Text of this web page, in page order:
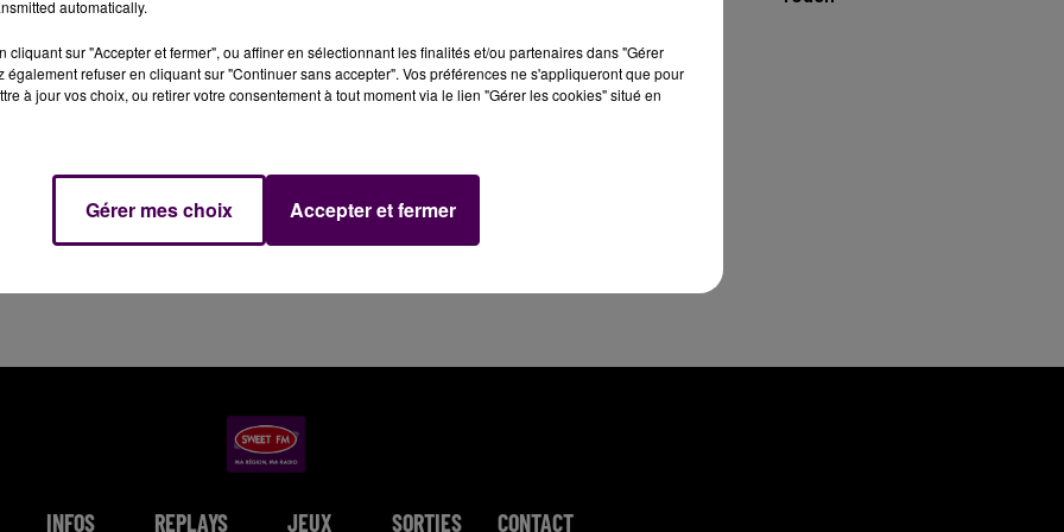
de Parigné-le-Pôlin et de Cérans-Foulletourte
INFOS REPLAYS JEUX SORTIES CONTACT
automatically.
cliquant sur "Accepter et fermer", ou affiner en sélectionnant les finalités et/ou partenaires dans "Gérer
également refuser en cliquant sur "Continuer sans accepter". Vos préférences ne s'appliqueront que pour
à jour vos choix, ou retirer votre consentement à tout moment via le lien "Gérer les cookies" situé en
Gérer mes choix Accepter et fermer